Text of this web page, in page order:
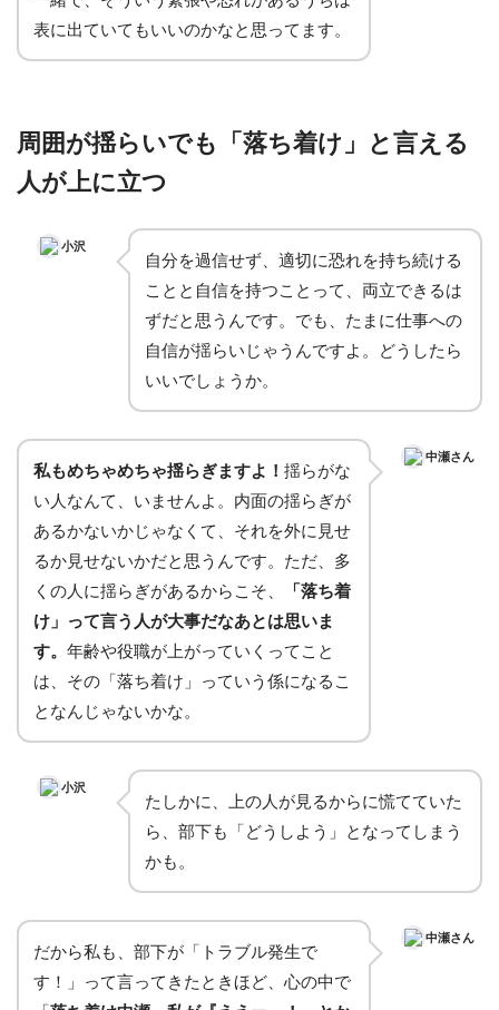
表に出ていてもいいのかなと思ってます。
周囲が揺らいでも「落ち着け」と言える
人が上に立つ
小沢
自分を過信せず、適切に恐れを持ち続ける
ことと自信を持つことって、両立できるは
ずだと思うんです。でも、たまに仕事への
自信が揺らいじゃうんですよ。どうしたら
いいでしょうか。
私もめちゃめちゃ揺らぎますよ！ 揺らがな
い人なんて、いませんよ。内面の揺らぎが
あるかないかじゃなくて、それを外に見せ
るか見せないかだと思うんです。ただ、多
くの人に揺らぎがあるからこそ、
「落ち着
け」って言う人が大事だなあとは思いま
す。 年齢や役職が上がっていくってこと
は、その「落ち着け」っていう係になるこ
となんじゃないかな。
中瀬さん
小沢
たしかに、上の人が見るからに慌てていた
ら、部下も「どうしよう」となってしまう
かも。
だから私も、部下が「トラブル発生で
す！」って言ってきたときほど、心の中で
中瀬さん